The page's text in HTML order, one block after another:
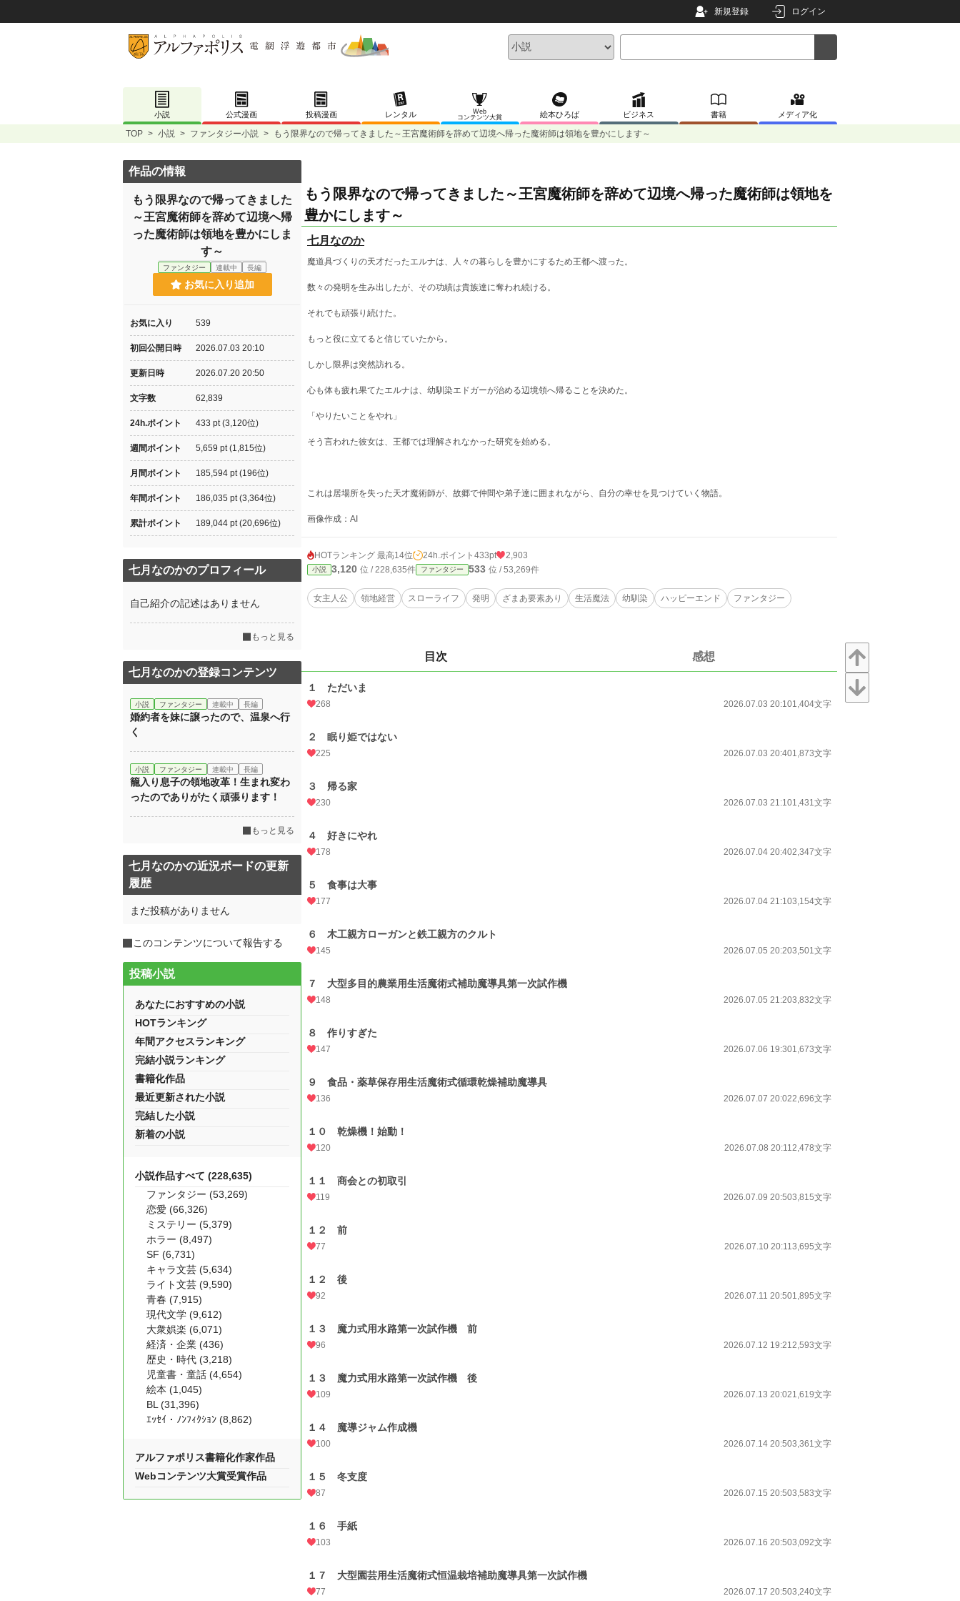
新規登録 ログイン
小説 公式漫画 投稿漫画 レンタル
Web
コンテンツ大賞
絵本ひろば ビジネス 書籍 メディア化
TOP > 小説 > ファンタジー小説 > もう限界なので帰ってきました～王宮魔術師を辞めて辺境へ帰った魔術師は領地を豊かにします～
もう限界なので帰ってきました～王宮魔術師を辞めて辺境へ帰った魔術師は領地を
豊かにします～
七月なのか
魔道具づくりの天才だったエルナは、人々の暮らしを豊かにするため王都へ渡った。
数々の発明を生み出したが、その功績は貴族達に奪われ続ける。
それでも頑張り続けた。
もっと役に立てると信じていたから。
しかし限界は突然訪れる。
心も体も疲れ果てたエルナは、幼馴染エドガーが治める辺境領へ帰ることを決めた。
「やりたいことをやれ」
そう言われた彼女は、王都では理解されなかった研究を始める。
これは居場所を失った天才魔術師が、故郷で仲間や弟子達に囲まれながら、自分の幸せを見つけていく物語。
画像作成：AI
HOTランキング 最高14位 24h.ポイント 433pt 2,903
小説 3,120 位 / 228,635件 ファンタジー 533 位 / 53,269件
女主人公 領地経営 スローライフ 発明 ざまあ要素あり 生活魔法 幼馴染 ハッピーエンド ファンタジー
目次 感想
１ ただいま
268 2026.07.03 20:101,404文字
２ 眠り姫ではない
225 2026.07.03 20:401,873文字
３ 帰る家
230 2026.07.03 21:101,431文字
４ 好きにやれ
178 2026.07.04 20:402,347文字
５ 食事は大事
177 2026.07.04 21:103,154文字
６ 木工親方ローガンと鉄工親方のクルト
145 2026.07.05 20:203,501文字
７ 大型多目的農業用生活魔術式補助魔導具第一次試作機
148 2026.07.05 21:203,832文字
８ 作りすぎた
147 2026.07.06 19:301,673文字
９ 食品・薬草保存用生活魔術式循環乾燥補助魔導具
136 2026.07.07 20:022,696文字
１０ 乾燥機！始動！
120 2026.07.08 20:112,478文字
１１ 商会との初取引
119 2026.07.09 20:503,815文字
１２ 前
77 2026.07.10 20:113,695文字
１２ 後
92 2026.07.11 20:501,895文字
１３ 魔力式用水路第一次試作機 前
96 2026.07.12 19:212,593文字
１３ 魔力式用水路第一次試作機 後
109 2026.07.13 20:021,619文字
１４ 魔導ジャム作成機
100 2026.07.14 20:503,361文字
１５ 冬支度
87 2026.07.15 20:503,583文字
１６ 手紙
103 2026.07.16 20:503,092文字
１７ 大型園芸用生活魔術式恒温栽培補助魔導具第一次試作機
77 2026.07.17 20:503,240文字
作品の情報
もう限界なので帰ってきました
～王宮魔術師を辞めて辺境へ帰
った魔術師は領地を豊かにしま
す～
ファンタジー 連載中 長編
お気に入り追加
お気に入り 539
初回公開日時 2026.07.03 20:10
更新日時 2026.07.20 20:50
文字数 62,839
24h.ポイント 433 pt (3,120位)
週間ポイント 5,659 pt (1,815位)
月間ポイント 185,594 pt (196位)
年間ポイント 186,035 pt (3,364位)
累計ポイント 189,044 pt (20,696位)
七月なのかのプロフィール
自己紹介の記述はありません
もっと見る
七月なのかの登録コンテンツ
小説 ファンタジー 連載中 長編
婚約者を妹に譲ったので、温泉へ行
く
小説 ファンタジー 連載中 長編
籠入り息子の領地改革！生まれ変わ
ったのでありがたく頑張ります！
もっと見る
七月なのかの近況ボードの更新
履歴
まだ投稿がありません
このコンテンツについて報告する
投稿小説
あなたにおすすめの小説
HOTランキング
年間アクセスランキング
完結小説ランキング
書籍化作品
最近更新された小説
完結した小説
新着の小説
小説作品すべて (228,635)
ファンタジー (53,269)
恋愛 (66,326)
ミステリー (5,379)
ホラー (8,497)
SF (6,731)
キャラ文芸 (5,634)
ライト文芸 (9,590)
青春 (7,915)
現代文学 (9,612)
大衆娯楽 (6,071)
経済・企業 (436)
歴史・時代 (3,218)
児童書・童話 (4,654)
絵本 (1,045)
BL (31,396)
ｴｯｾｲ・ﾉﾝﾌｨｸｼｮﾝ (8,862)
アルファポリス書籍化作家作品
Webコンテンツ大賞受賞作品